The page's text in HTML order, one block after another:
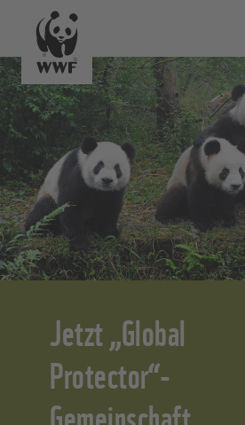
Jetzt „Global
Protector“-